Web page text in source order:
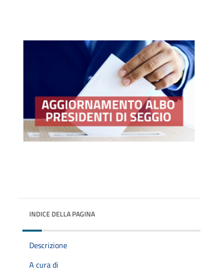
INDICE DELLA PAGINA
Descrizione
A cura di